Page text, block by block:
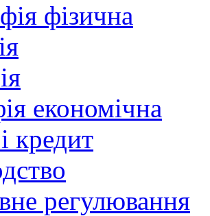
фізична
економічна
кредит
регулювання